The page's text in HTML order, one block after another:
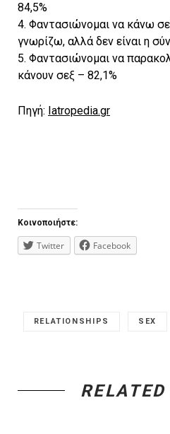
84,5%
4. Φαντασιώνομαι να κάνω
γνωρίζω, αλλά δεν είναι η
5. Φαντασιώνομαι να
κάνουν σεξ – 82,1%
Πηγή: Iatropedia.gr
Κοινοποιήστε:
Twitter Facebook
RELATIONSHIPS SEX